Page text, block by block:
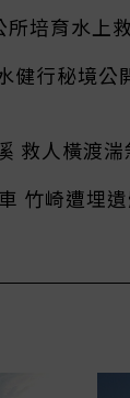
培育水上
健行秘境公
救人橫渡
竹崎遭埋